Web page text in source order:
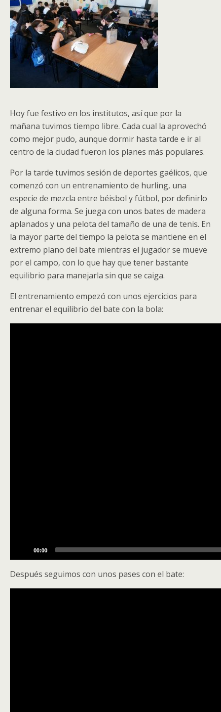
Hoy fue festivo en los institutos, así que por la
mañana tuvimos tiempo libre. Cada cual la aprovechó
como mejor pudo, aunque dormir hasta tarde e ir al
centro de la ciudad fueron los planes más populares.
Por la tarde tuvimos sesión de deportes gaélicos, que
comenzó con un entrenamiento de hurling, una
especie de mezcla entre béisbol y fútbol, por definirlo
de alguna forma. Se juega con unos bates de madera
aplanados y una pelota del tamaño de una de tenis. En
la mayor parte del tiempo la pelota se mantiene en el
extremo plano del bate mientras el jugador se mueve
por el campo, con lo que hay que tener bastante
equilibrio para manejarla sin que se caiga.
El entrenamiento empezó con unos ejercicios para
entrenar el equilibrio del bate con la bola:
00:00
Después seguimos con unos pases con el bate: